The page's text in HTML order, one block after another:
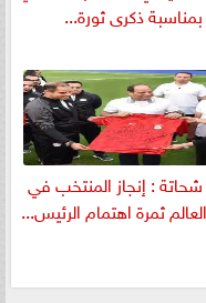
بمناسبة ذكرى ثورة...
: إنجاز المنتخب في
ثمرة اهتمام الرئيس...